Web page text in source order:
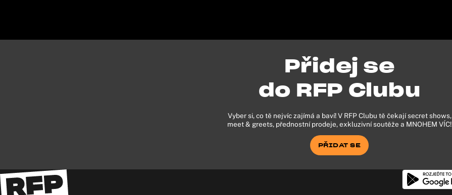
Přidej se
do RFP Clubu
Vyber si, co tě nejvíc zajímá a baví! V RFP Clubu tě čekají secret shows,
meet & greets, přednostní prodeje, exkluzivní soutěže a MNOHEM VÍC!
PŘIDAT SE